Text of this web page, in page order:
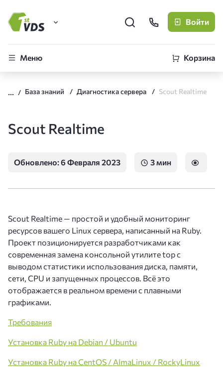
FirstVDS (вы здесь)
CLO
Войти
Меню Корзина
База знаний Диагностика сервера Scout Realtime
Scout Realtime
Обновлено: 6 Февраля 2023 3 мин
Scout Realtime — простой и удобный мониторинг
ресурсов вашего Linux сервера, написанный на Ruby.
Проект позиционируется разработчиками как
современная замена консольной утилите top с
выводом статистики использования диска, памяти,
сети, CPU и запущенных процессов. Всё это
отображается в реальном времени с плавными
графиками.
Требования
Установка Ruby на Debian / Ubuntu
Установка Ruby на CentOS / AlmaLinux / RockyLinux